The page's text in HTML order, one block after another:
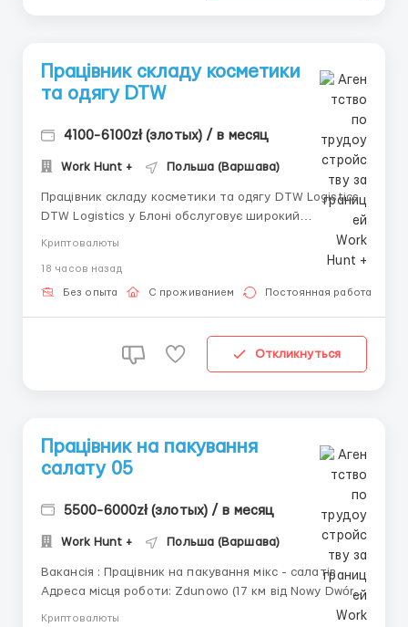
Працівник складу косметики
та одягу DTW
4100-6100zł (злотых) / в месяц
Work Hunt + Польша (Варшава)
Працівник складу косметики та одягу DTW Logistics
DTW Logistics у Блоні обслуговує широкий
асортимент товарів, переважно для клієнтів з галузі
електронної комерції. Серед них — одяг, взуття,
аксесуари. Заробітня плата Середня заробітна
плата: 4100-6100 зл/міс нетто; 25.36 з...
Криптовалюты
18 часов назад
Без опыта С проживанием Постоянная работа
Откликнуться
Працівник на пакування
салату 05
5500-6000zł (злотых) / в месяц
Work Hunt + Польша (Варшава)
Вакансія : Працівник на пакування мікс - салатів
Адреса місця роботи: Zdunowo (17 км від Nowy Dwór
Криптовалюты